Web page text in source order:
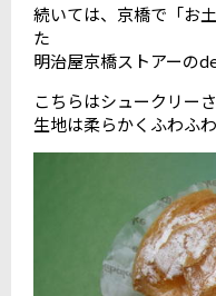
続いては、京橋で「お
た
明治屋京橋ストアーの
こちらはシュークリー
生地は柔らかくふわふ